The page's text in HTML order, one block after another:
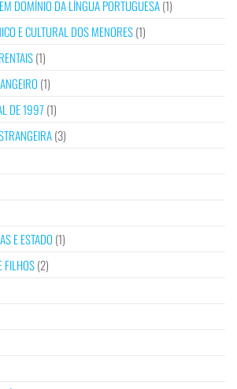
DOMÍNIO DA LÍNGUA PORTUGUESA(1)
E CULTURAL DOS MENORES(1)
(1)
(1)
DE 1997 (1)
(3)
E ESTADO (1)
FILHOS(2)